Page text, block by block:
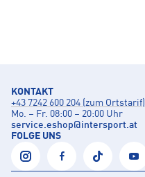
KONTAKT
+43 7242 600 204 (zum Ortstarif)
Mo. – Fr. 08:00 – 20:00 Uhr
service.eshop@intersport.at
FOLGE UNS